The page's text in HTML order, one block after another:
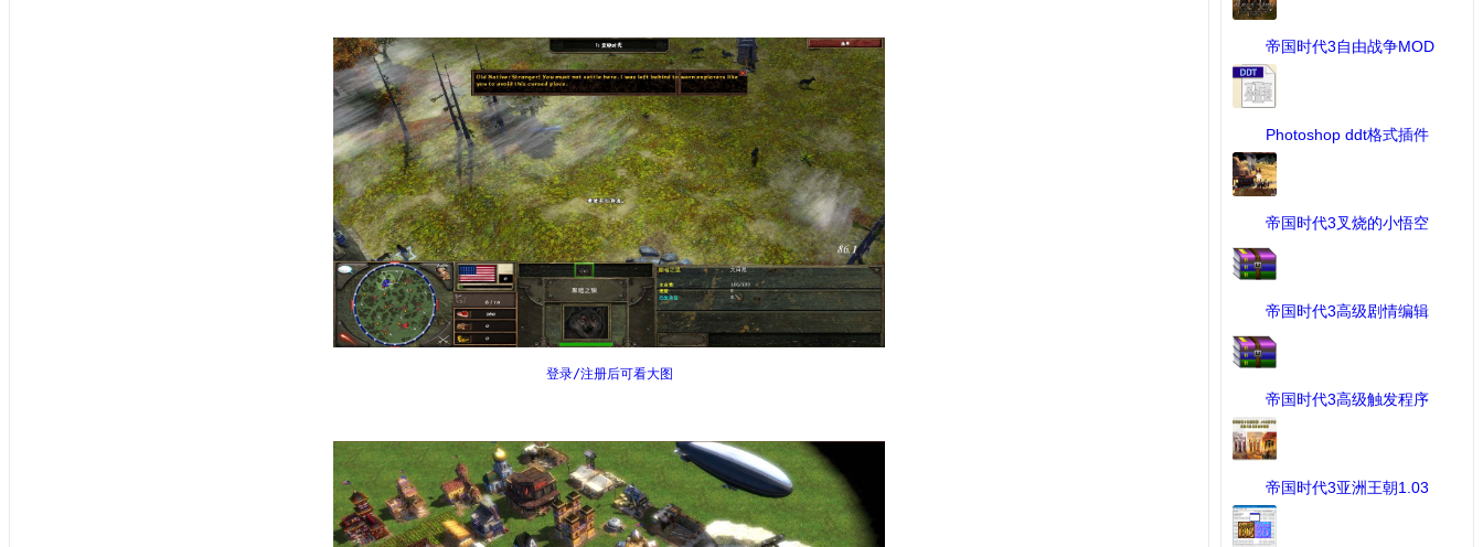
帝国时代3自由战争MOD
...
[MOD作品] 下载：2816 次
Photoshop ddt格式插件
...
[MOD修改工具] 下载：69 次
帝国时代3叉烧的小悟空
UI ...
[UI] 下载：72 次
帝国时代3高级剧情编辑
器 ...
[剧情战役] 下载：174 次
帝国时代3高级触发程序
...
[剧情战役] 下载：72 次
帝国时代3亚洲王朝1.03
版 ...
[工具] 下载：1031 次
登录/注册后可看大图